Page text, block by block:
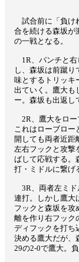
試合前に「負け
合を続ける森坂が
の一戦となる。
1R、パンチと右
し、森坂は前蹴り
味とするトリッキ
出ていく。鷹大も
ー。森坂も出返し
2R、鷹大をロー
これはローブロ
開しても両者近距
左右フックと攻撃
ばして応戦する。
打・ミドルに繋げ
3R、両者左ミド
連打。しかし鷹大
フックと森坂を攻
離を作り右フック
ディフックを打ち
決める鷹大だが、
29の2-0で鷹大。